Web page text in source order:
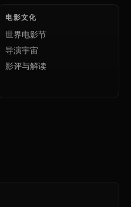
电影文化
世界电影节
导演宇宙
影评与解读